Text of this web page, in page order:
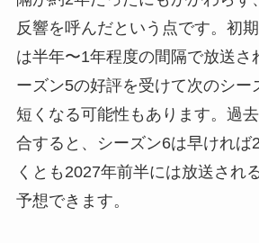
反響を呼んだという点です。初
は半年〜1年程度の間隔で放送さ
ーズン5の好評を受けて次のシー
短くなる可能性もあります。過
合すると、シーズン6は早ければ
くとも2027年前半には放送され
予想できます。